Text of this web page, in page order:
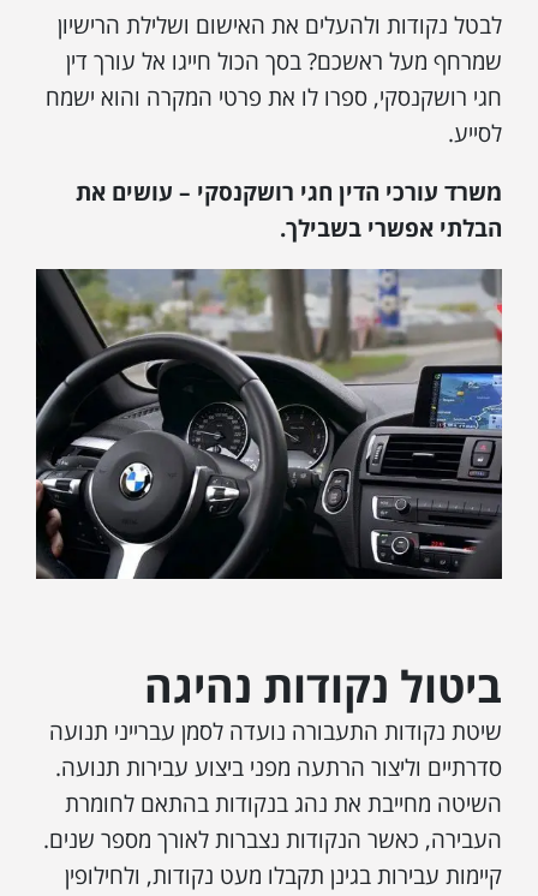
לבטל נקודות ולהעלים את האישום ושלילת הרישיון
שמרחף מעל ראשכם? בסך הכול חייגו אל עורך דין
חגי רושקנסקי, ספרו לו את פרטי המקרה והוא ישמח
לסייע.
משרד עורכי הדין חגי רושקנסקי – עושים את
הבלתי אפשרי בשבילך.
ביטול נקודות נהיגה
שיטת נקודות התעבורה נועדה לסמן עברייני תנועה
סדרתיים וליצור הרתעה מפני ביצוע עבירות תנועה.
השיטה מחייבת את נהג בנקודות בהתאם לחומרת
העבירה, כאשר הנקודות נצברות לאורך מספר שנים.
קיימות עבירות בגינן תקבלו מעט נקודות, ולחילופין